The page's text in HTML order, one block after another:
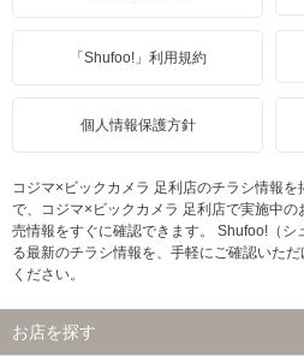
「Shufoo!」利用規約
個人情報保護方針
コジマ×ビックカメラ 足利店のチラシ情報
で、コジマ×ビックカメラ 足利店で実施中
売情報をすぐに確認できます。 Shufoo!（シ
る最新のチラシ情報を、手軽にご確認いた
ください。
お店を探す